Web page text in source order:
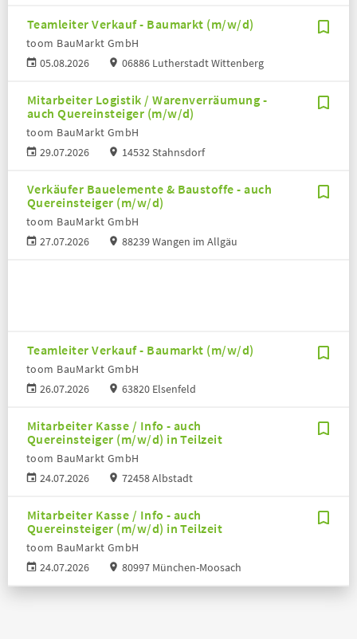
Teamleiter Verkauf - Baumarkt (m/w/d)
05.08.2026
toom BauMarkt GmbH
06886 Lutherstadt Wittenberg
Mitarbeiter Logistik / Warenverräumung -
auch Quereinsteiger (m/w/d)
29.07.2026
toom BauMarkt GmbH
14532 Stahnsdorf
Verkäufer Bauelemente & Baustoffe - auch
Quereinsteiger (m/w/d)
27.07.2026
toom BauMarkt GmbH
88239 Wangen im Allgäu
Teamleiter Verkauf - Baumarkt (m/w/d)
26.07.2026
toom BauMarkt GmbH
63820 Elsenfeld
Mitarbeiter Kasse / Info - auch
Quereinsteiger (m/w/d) in Teilzeit
24.07.2026
toom BauMarkt GmbH
72458 Albstadt
Mitarbeiter Kasse / Info - auch
Quereinsteiger (m/w/d) in Teilzeit
24.07.2026
toom BauMarkt GmbH
80997 München-Moosach